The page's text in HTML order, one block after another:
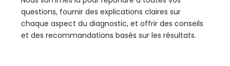
questions, fournir des explications claires sur
chaque aspect du diagnostic, et offrir des conseils
et des recommandations basés sur les résultats.